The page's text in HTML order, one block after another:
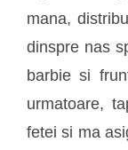
mana,
dinspre nas
barbie si
urmatoare,
fetei si ma